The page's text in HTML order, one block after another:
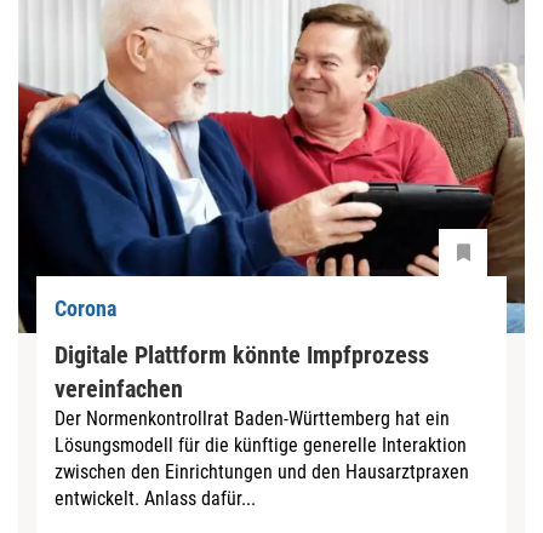
Corona
Digitale Plattform könnte Impfprozess
vereinfachen
Der Normenkontrollrat Baden-Württemberg hat ein
Lösungsmodell für die künftige generelle Interaktion
zwischen den Einrichtungen und den Hausarztpraxen
entwickelt. Anlass dafür...